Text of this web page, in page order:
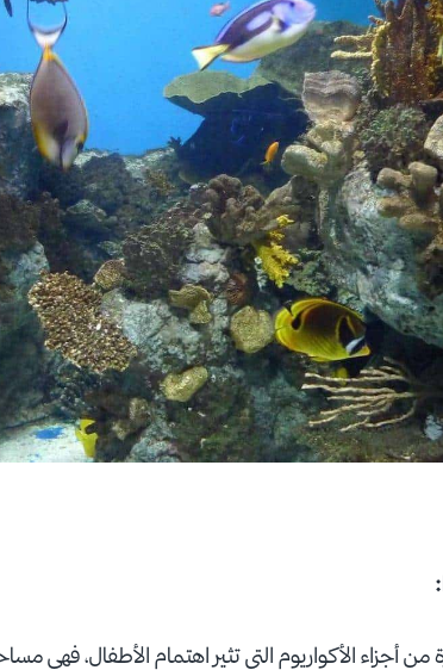
من أجزاء الأكواريوم التي تثير اهتمام الأطفال، فهي